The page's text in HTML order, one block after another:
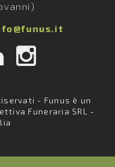
- Funus è un
Funeraria SRL -